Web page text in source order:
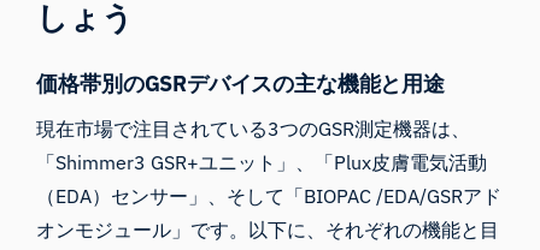
しょう
価格帯別のGSRデバイスの主な機能と用途
現在市場で注目されている3つのGSR測定機器は、
「Shimmer3 GSR+ユニット」、「Plux皮膚電気活動
（EDA）センサー」、そして「BIOPAC /EDA/GSRアド
オンモジュール」です。以下に、それぞれの機能と目